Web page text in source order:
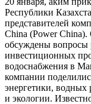
Республики
представителей
China (Power China).
обсуждены вопросы
инвестиционных
водоснабжения в
компании
энергетики, водных
и экологии.